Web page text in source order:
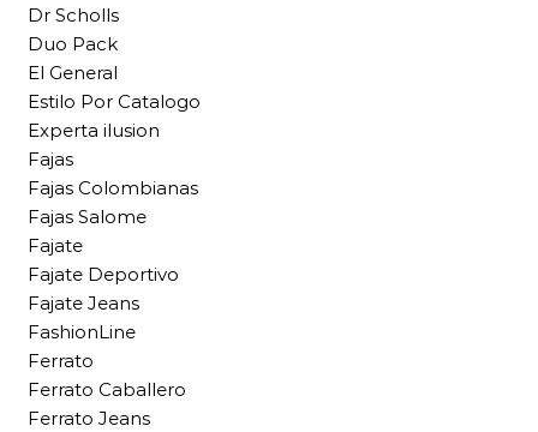
Dr Scholls
Duo Pack
El General
Estilo Por Catalogo
Experta ilusion
Fajas
Fajas Colombianas
Fajas Salome
Fajate
Fajate Deportivo
Fajate Jeans
FashionLine
Ferrato
Ferrato Caballero
Ferrato Jeans